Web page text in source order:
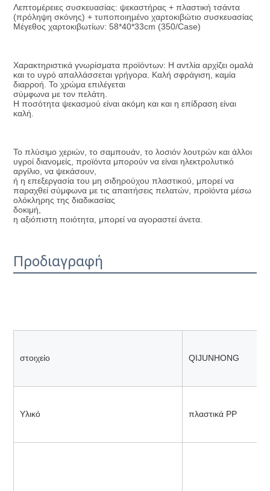
Λεπτομέρειες συσκευασίας: ψεκαστήρας + πλαστική τσάντα
(πρόληψη σκόνης) + τυποποιημένο χαρτοκιβώτιο συσκευασίας
Μέγεθος χαρτοκιβωτίων: 58*40*33cm (350/Case)
Χαρακτηριστικά γνωρίσματα προϊόντων: Η αντλία αρχίζει ομαλά
και το υγρό απαλλάσσεται γρήγορα. Καλή σφράγιση, καμία
διαρροή. Το χρώμα επιλέγεται
σύμφωνα με τον πελάτη.
Η ποσότητα ψεκασμού είναι ακόμη και και η επίδραση είναι
καλή.
Το πλύσιμο χεριών, το σαμπουάν, το λοσιόν λουτρών και άλλοι
υγροί διανομείς, προϊόντα μπορούν να είναι ηλεκτρολυτικό
αργίλιο, να ψεκάσουν,
ή η επεξεργασία του μη σιδηρούχου πλαστικού, μπορεί να
παραχθεί σύμφωνα με τις απαιτήσεις πελατών, προϊόντα μέσω
ολόκληρης της διαδικασίας
δοκιμή,
η αξιόπιστη ποιότητα, μπορεί να αγοραστεί άνετα.
Προδιαγραφή
στοιχείο QIJUNHONG
Υλικό πλαστικά PP